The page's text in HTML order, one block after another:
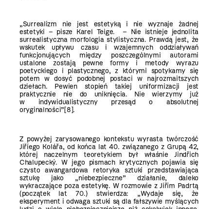
„Surrealizm nie jest estetyką i nie wyznaje żadnej
estetyki – pisze Karel Teige. – Nie istnieje jednolita
surrealistyczna morfologia stylistyczna. Prawdą jest, że
wskutek upływu czasu i wzajemnych oddziaływań
funkcjonujących między poszczególnymi autorami
ustalone zostają pewne formy i metody wyrazu
poetyckiego i plastycznego, z którymi spotykamy się
potem w dosyć podobnej postaci w najrozmaitszych
dziełach. Pewien stopień takiej uniformizacji jest
praktycznie nie do uniknięcia. Nie wierzymy już
w indywidualistyczny przesąd o absolutnej
oryginalności”[8].
Z powyżej zarysowanego kontekstu wyrasta twórczość
Jiříego Kolářa, od końca lat 40. związanego z Grupą 42,
której naczelnym teoretykiem był właśnie Jindřich
Chalupecký. W jego pismach krytycznych pojawia się
czysto awangardowa retoryka sztuki przedstawiająca
sztukę jako „niebezpieczne” działanie, daleko
wykraczające poza estetykę. W rozmowie z Jiřím Padrtą
(początek lat 70.) stwierdza: „Wydaje się, że
eksperyment i odwaga sztuki są dla fałszywie myślących